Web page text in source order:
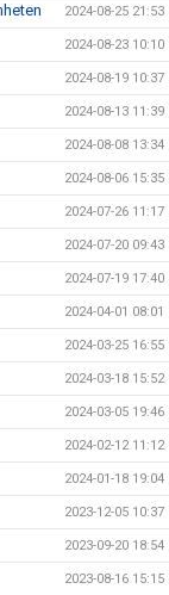
2024-08-25 21:53
2024-08-23 10:10
2024-08-19 10:37
2024-08-13 11:39
2024-08-08 13:34
2024-08-06 15:35
2024-07-26 11:17
2024-07-20 09:43
2024-07-19 17:40
2024-04-01 08:01
2024-03-25 16:55
2024-03-18 15:52
2024-03-05 19:46
2024-02-12 11:12
2024-01-18 19:04
2023-12-05 10:37
2023-09-20 18:54
2023-08-16 15:15